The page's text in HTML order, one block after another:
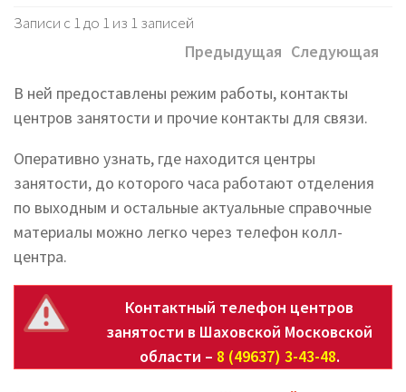
Записи с 1 до 1 из 1 записей
Предыдущая Следующая
В ней предоставлены режим работы, контакты
центров занятости и прочие контакты для связи.
Оперативно узнать, где находится центры
занятости, до которого часа работают отделения
по выходным и остальные актуальные справочные
материалы можно легко через телефон колл-
центра.
Контактный телефон центров
занятости в Шаховской Московской
области – 8 (49637) 3-43-48.